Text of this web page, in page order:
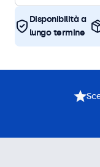
Disponibilità a
lungo termine